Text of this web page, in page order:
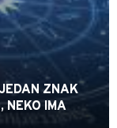
ZNAK
NEKO IMA